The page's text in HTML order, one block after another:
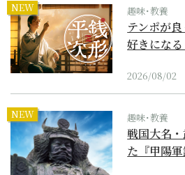
NEW 趣味･教養
テンポが
好きにな
2026/08/02
NEW 趣味･教養
戦国大名
た『甲陽